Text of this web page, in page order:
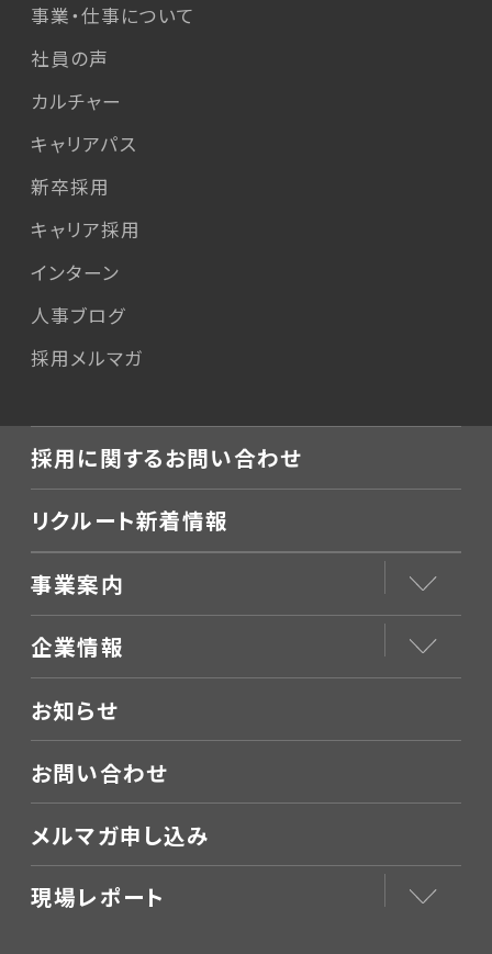
事業・仕事について
社員の声
カルチャー
キャリアパス
新卒採用
キャリア採用
インターン
人事ブログ
採用メルマガ
採用に関するお問い合わせ
リクルート新着情報
事業案内
企業情報
お知らせ
お問い合わせ
メルマガ申し込み
現場レポート